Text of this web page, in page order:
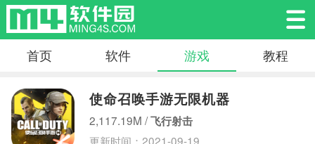
首页 软件 游戏 教程
使命召唤手游无限机器
2,117.19M /飞行射击
更新时间：2021-09-19